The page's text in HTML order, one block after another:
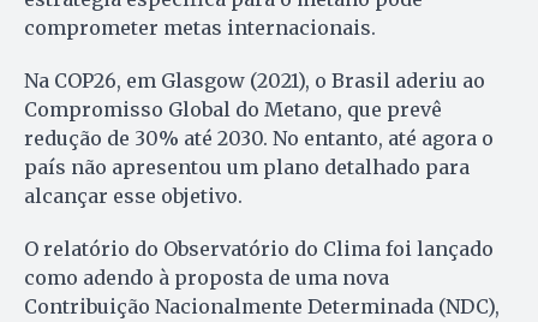
comprometer metas internacionais.
Na COP26, em Glasgow (2021), o Brasil aderiu ao
Compromisso Global do Metano, que prevê
redução de 30% até 2030. No entanto, até agora o
país não apresentou um plano detalhado para
alcançar esse objetivo.
O relatório do Observatório do Clima foi lançado
como adendo à proposta de uma nova
Contribuição Nacionalmente Determinada (NDC),